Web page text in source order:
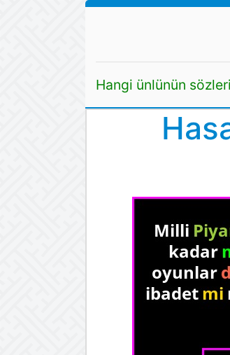
Hangi ünlünün